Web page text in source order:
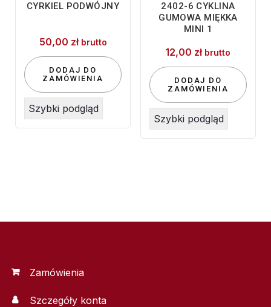
CYRKIEL PODWÓJNY
50,00 zł brutto
DODAJ DO
ZAMÓWIENIA
Szybki podgląd
2402-6 CYKLINA
GUMOWA MIĘKKA
MINI 1
12,00 zł brutto
DODAJ DO
ZAMÓWIENIA
Szybki podgląd
Zamówienia
Szczegóły konta